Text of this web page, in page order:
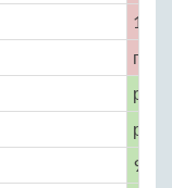
1493
9.4